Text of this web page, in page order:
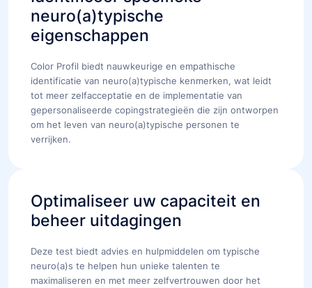
neuro(a)typische
eigenschappen
Color Profil biedt nauwkeurige en empathische
identificatie van neuro(a)typische kenmerken, wat leidt
tot meer zelfacceptatie en de implementatie van
gepersonaliseerde copingstrategieën die zijn ontworpen
om het leven van neuro(a)typische personen te
verrijken.
Optimaliseer uw capaciteit en
beheer uitdagingen
Deze test biedt advies en hulpmiddelen om typische
neuro(a)s te helpen hun unieke talenten te
maximaliseren en met meer zelfvertrouwen door het